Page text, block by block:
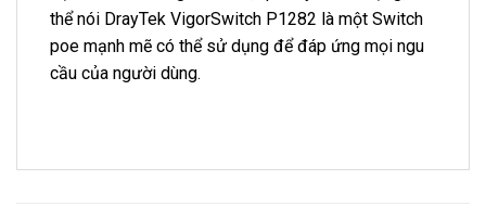
thể nói DrayTek VigorSwitch P1282 là một Switch
poe mạnh mẽ có thể sử dụng để đáp ứng mọi ngu
cầu của người dùng.